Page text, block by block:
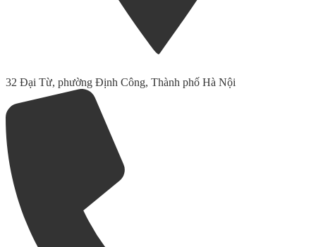
32 Đại Từ, phường Định Công, Thành phố Hà Nội